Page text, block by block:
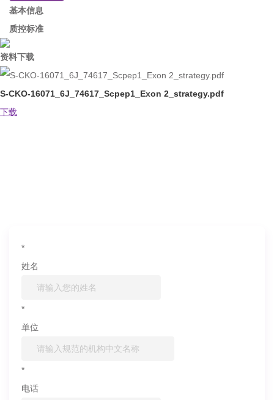
基本信息
质控标准
资料下载
S-CKO-16071_6J_74617_Scpep1_Exon 2_strategy.pdf
下载
*
姓名
*
单位
*
电话